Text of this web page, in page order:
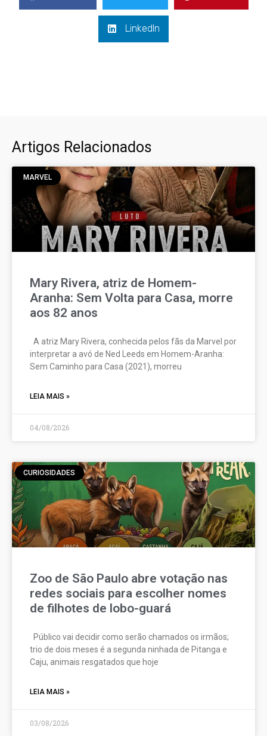
LinkedIn
Artigos Relacionados
MARVEL
Mary Rivera, atriz de Homem-
Aranha: Sem Volta para Casa, morre
aos 82 anos
A atriz Mary Rivera, conhecida pelos fãs da Marvel por
interpretar a avó de Ned Leeds em Homem-Aranha:
Sem Caminho para Casa (2021), morreu
LEIA MAIS »
04/08/2026
CURIOSIDADES
Zoo de São Paulo abre votação nas
redes sociais para escolher nomes
de filhotes de lobo-guará
Público vai decidir como serão chamados os irmãos;
trio de dois meses é a segunda ninhada de Pitanga e
Caju, animais resgatados que hoje
LEIA MAIS »
03/08/2026